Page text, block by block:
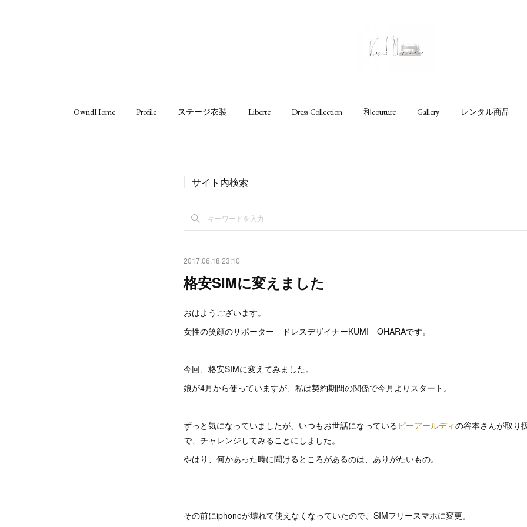
OwndHome Profile ステージ衣装 Liberte Dress Collection 和couture Gallery レンタル商品
サイト内検索
2017.06.18 23:10
格安SIMに変えました
おはようございます。
女性の笑顔のサポーター ドレスデザイナーKUMI OHARAです。
今回、格安SIMに変えてみました。
娘が4月から使っていますが、私は契約期間の関係で今月よりスタート。
ずっと気になっていましたが、いつもお世話になっているピーアールディの谷本さんが取り
で、チャレンジしてみることにしました。
やはり、何かあった時に聞けるところがあるのは、ありがたいもの。
その前にiphoneが壊れて使えなくなっていたので、SIMフリースマホに変更。